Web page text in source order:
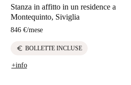
Stanza in affitto in un residence a
Montequinto, Siviglia
846 €/mese
euro BOLLETTE INCLUSE
+info